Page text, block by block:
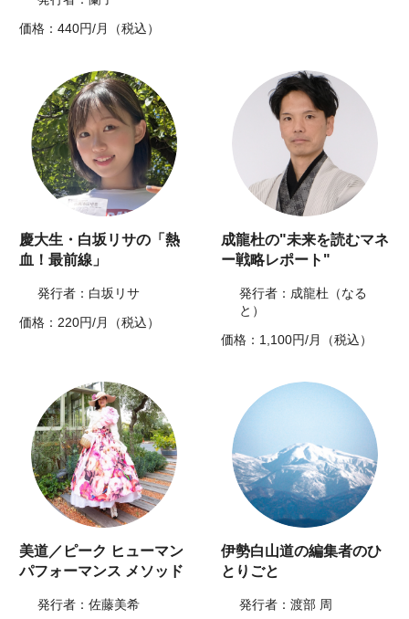
価格：440円/月（税込）
慶大生・白坂リサの「熱
血！最前線」
発行者：白坂リサ
価格：220円/月（税込）
成龍杜の"未来を読むマネ
ー戦略レポート"
発行者：成龍杜（なる
と）
価格：1,100円/月（税込）
美道／ピーク ヒューマン
パフォーマンス メソッド
発行者：佐藤美希
伊勢白山道の編集者のひ
とりごと
発行者：渡部 周